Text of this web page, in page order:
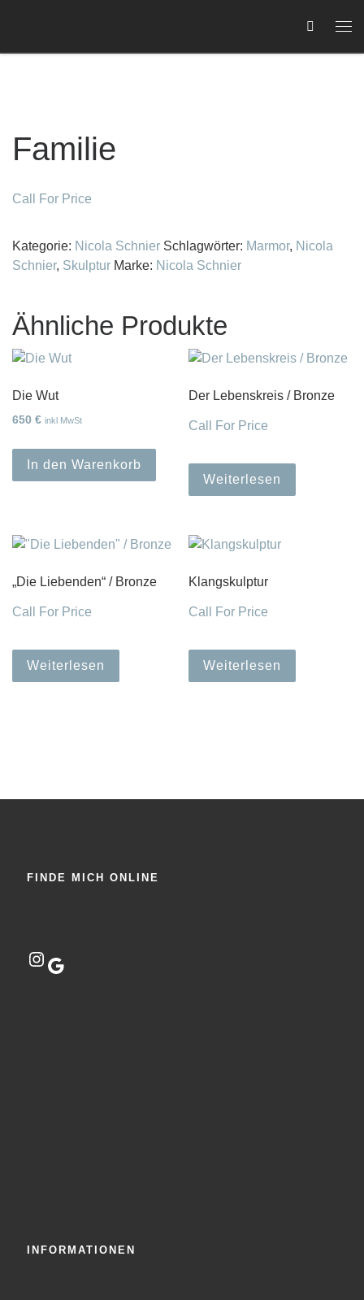
Familie
Call For Price
Kategorie: Nicola Schnier Schlagwörter: Marmor, Nicola
Schnier, Skulptur Marke: Nicola Schnier
Ähnliche Produkte
Die Wut
650 € inkl MwSt
In den Warenkorb
Der Lebenskreis / Bronze
Call For Price
Weiterlesen
„Die Liebenden“ / Bronze
Call For Price
Weiterlesen
Klangskulptur
Call For Price
Weiterlesen
FINDE MICH ONLINE
Instagram
Google
INFORMATIONEN